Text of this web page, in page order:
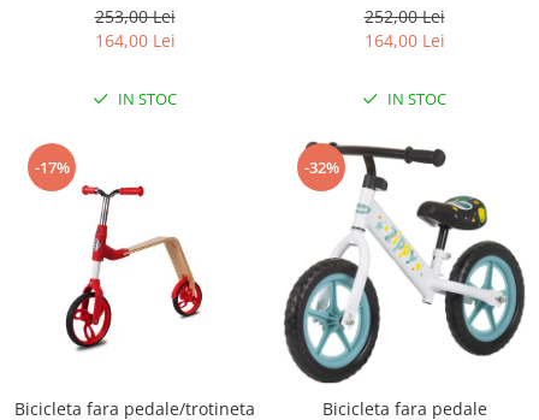
253,00 Lei
164,00 Lei
IN STOC
252,00 Lei
164,00 Lei
IN STOC
-17%
Bicicleta fara pedale/trotineta
-32%
Bicicleta fara pedale